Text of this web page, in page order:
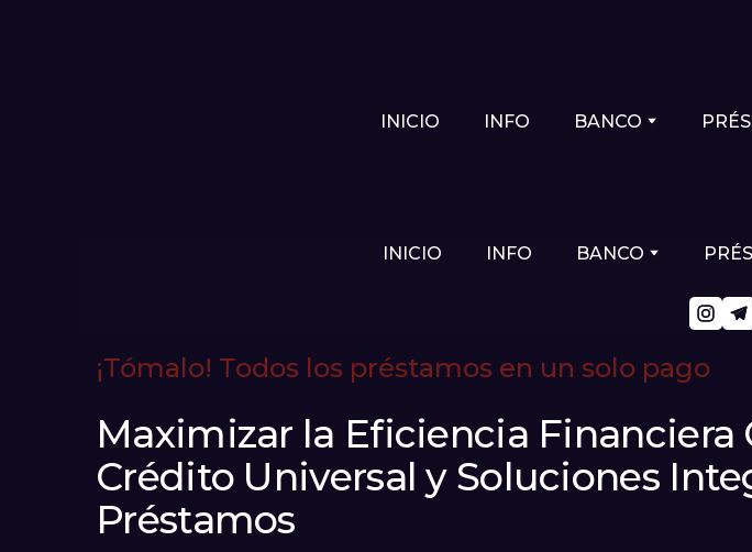
INICIO INFO BANCO
INICIO INFO BANCO
¡Tómalo! Todos los préstamos en un solo pago
Maximizar la Eficiencia Financiera
Crédito Universal y Soluciones
Préstamos